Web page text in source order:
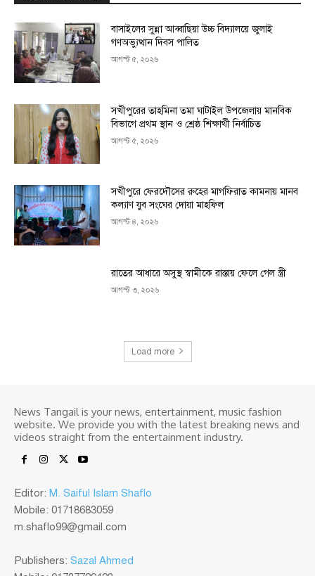
বাসাইলের সুন্না আব্বাছিয়া উচ্চ বিদ্যালয়ে জুলাই
গণঅভ্যুত্থান দিবস পালিত
আগস্ট ৫, ২০২৬
সখীপুরের তাহমিনা তমা ঘাটাইল উপজেলায় মানবিক
বিভাগে প্রথম স্থান ও শ্রেষ্ঠ শিক্ষার্থী নির্বাচিত
আগস্ট ৫, ২০২৬
সখীপুরে ফেরদৌসের রুহের মাগফিরাত কামনায় মানব
কল্যাণ যুব সংঘের দোয়া মাহফিল
আগস্ট ৪, ২০২৬
রাতের আধারে অসুস্থ স্বামীকে রাস্তায় ফেলে গেল স্ত্রী
আগস্ট ৩, ২০২৬
Load more
News Tangail is your news, entertainment, music fashion
website. We provide you with the latest breaking news and
videos straight from the entertainment industry.
Editor: M. Saiful Islam Shaflo
Mobile: 01718683059
m.shaflo99@gmail.com
Publishers: Sazal Ahmed